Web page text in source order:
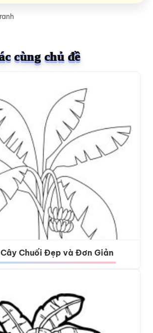
cùng chủ đề
Cây Chuối Đẹp và Đơn Giản